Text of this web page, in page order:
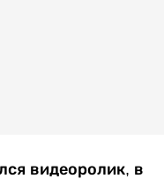
видеоролик, в